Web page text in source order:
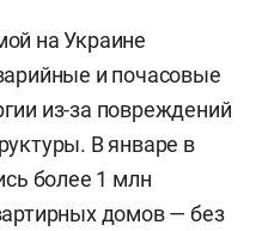
на Украине
и почасовые
из-за повреждений
В январе в
более 1 млн
домов — без